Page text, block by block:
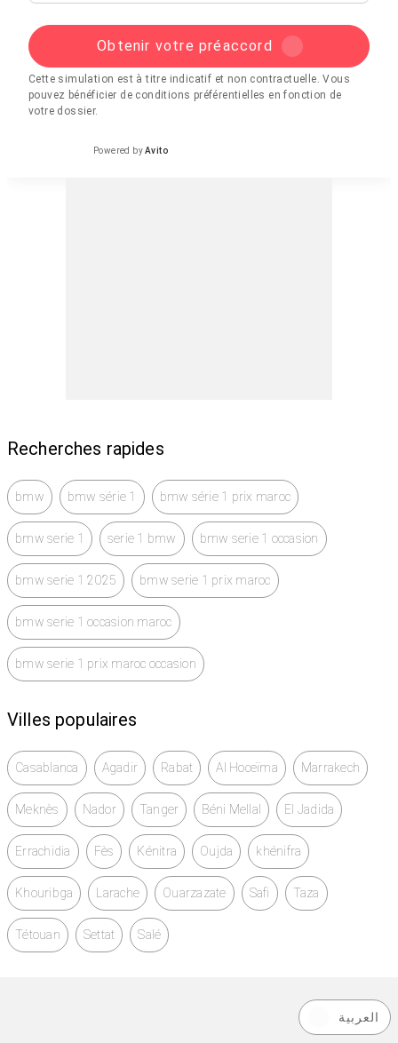
Obtenir votre préaccord
Cette simulation est à titre indicatif et non contractuelle. Vous
pouvez bénéficier de conditions préférentielles en fonction de
votre dossier.
Powered byAvito
Recherches rapides
bmw bmw série 1 bmw série 1 prix maroc
bmw serie 1 serie 1 bmw bmw serie 1 occasion
bmw serie 1 2025 bmw serie 1 prix maroc
bmw serie 1 occasion maroc
bmw serie 1 prix maroc occasion
Villes populaires
Casablanca Agadir Rabat Al Hoceïma Marrakech
Meknès Nador Tanger Béni Mellal El Jadida
Errachidia Fès Kénitra Oujda khénifra
Khouribga Larache Ouarzazate Safi Taza
Tétouan Settat Salé
العربية